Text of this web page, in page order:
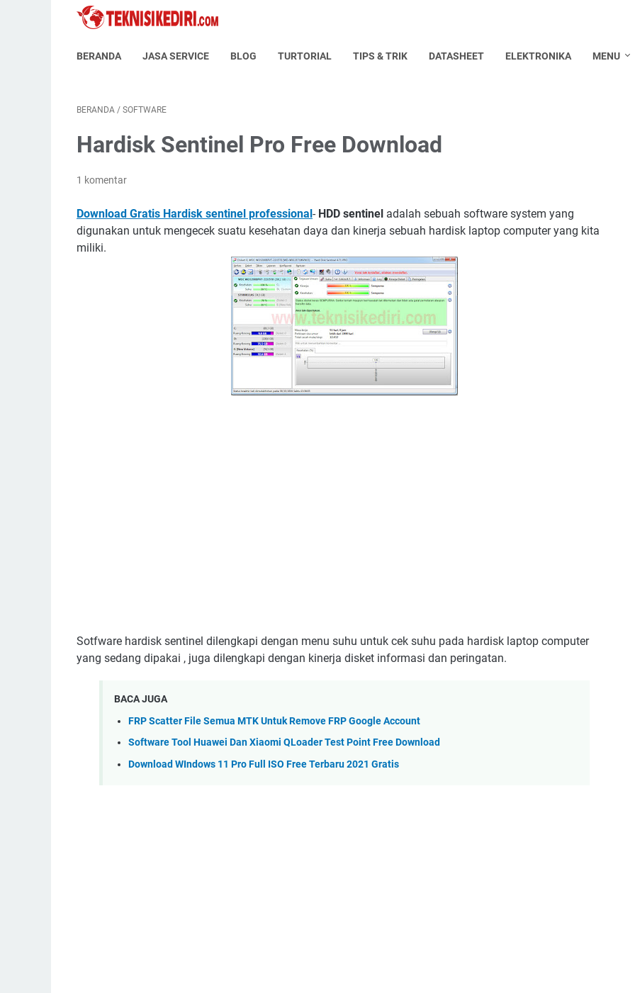
BERANDA JASA SERVICE BLOG TURTORIAL TIPS & TRIK DATASHEET ELEKTRONIKA MENU
BERANDA / SOFTWARE
Hardisk Sentinel Pro Free Download
1 komentar
Download Gratis Hardisk sentinel professional- HDD sentinel adalah sebuah software system yang
digunakan untuk mengecek suatu kesehatan daya dan kinerja sebuah hardisk laptop computer yang kita
miliki.
Sotfware hardisk sentinel dilengkapi dengan menu suhu untuk cek suhu pada hardisk laptop computer
yang sedang dipakai , juga dilengkapi dengan kinerja disket informasi dan peringatan.
BACA JUGA
FRP Scatter File Semua MTK Untuk Remove FRP Google Account
Software Tool Huawei Dan Xiaomi QLoader Test Point Free Download
Download WIndows 11 Pro Full ISO Free Terbaru 2021 Gratis